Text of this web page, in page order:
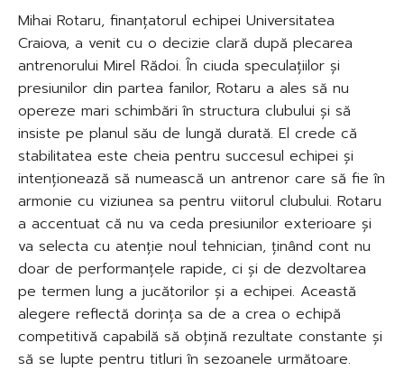
Mihai Rotaru, finanțatorul echipei Universitatea
Craiova, a venit cu o decizie clară după plecarea
antrenorului Mirel Rădoi. În ciuda speculațiilor și
presiunilor din partea fanilor, Rotaru a ales să nu
opereze mari schimbări în structura clubului și să
insiste pe planul său de lungă durată. El crede că
stabilitatea este cheia pentru succesul echipei și
intenționează să numească un antrenor care să fie în
armonie cu viziunea sa pentru viitorul clubului. Rotaru
a accentuat că nu va ceda presiunilor exterioare și
va selecta cu atenție noul tehnician, ținând cont nu
doar de performanțele rapide, ci și de dezvoltarea
pe termen lung a jucătorilor și a echipei. Această
alegere reflectă dorința sa de a crea o echipă
competitivă capabilă să obțină rezultate constante și
să se lupte pentru titluri în sezoanele următoare.